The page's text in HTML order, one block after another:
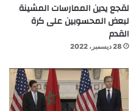
لقجع يدين الممارسات المشينة
لبعض المحسوبين على كرة
القدم
28 ديسمبر، 2022